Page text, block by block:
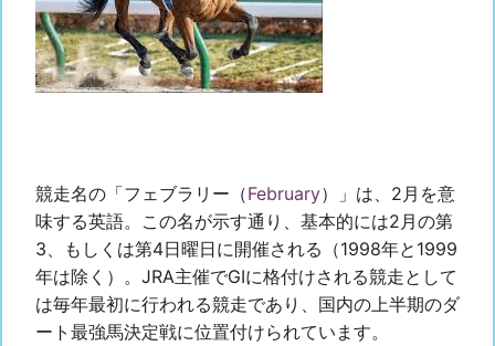
競走名の「フェブラリー（February）」は、2月を意
味する英語。この名が示す通り、基本的には2月の第
3、もしくは第4日曜日に開催される（1998年と1999
年は除く）。JRA主催でGIに格付けされる競走として
は毎年最初に行われる競走であり、 国内の上半期のダ
ート最強馬決定戦に位置付けられています。